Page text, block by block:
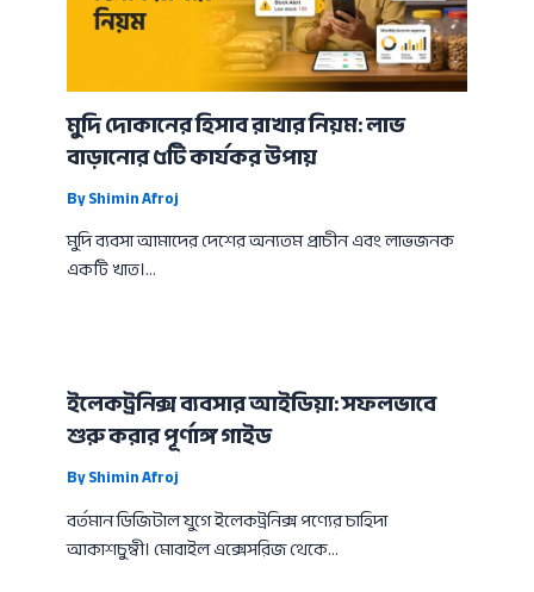
মুদি দোকানের হিসাব রাখার নিয়ম: লাভ
বাড়ানোর ৫টি কার্যকর উপায়
ByShimin Afroj
মুদি ব্যবসা আমাদের দেশের অন্যতম প্রাচীন এবং লাভজনক
একটি খাত।…
ইলেকট্রনিক্স ব্যবসার আইডিয়া: সফলভাবে
শুরু করার পূর্ণাঙ্গ গাইড
ByShimin Afroj
বর্তমান ডিজিটাল যুগে ইলেকট্রনিক্স পণ্যের চাহিদা
আকাশচুম্বী। মোবাইল এক্সেসরিজ থেকে…